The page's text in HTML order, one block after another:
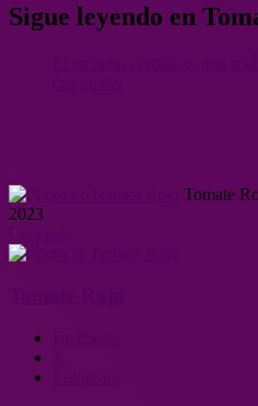
Sigue leyendo en
Tomate
2023